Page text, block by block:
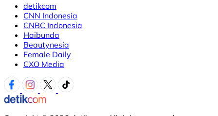
detikcom
CNN Indonesia
CNBC Indonesia
Haibunda
Beautynesia
Female Daily
CXO Media